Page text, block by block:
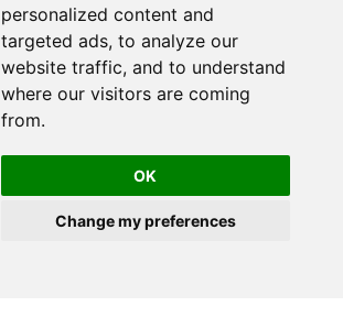
personalized content and
targeted ads, to analyze our
website traffic, and to understand
where our visitors are coming
from.
OK
Change my preferences
Schubertiades, Ltd.